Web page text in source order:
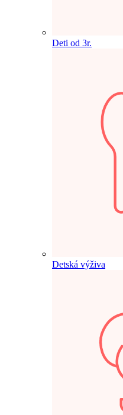
Deti od 3r.
Detská výživa